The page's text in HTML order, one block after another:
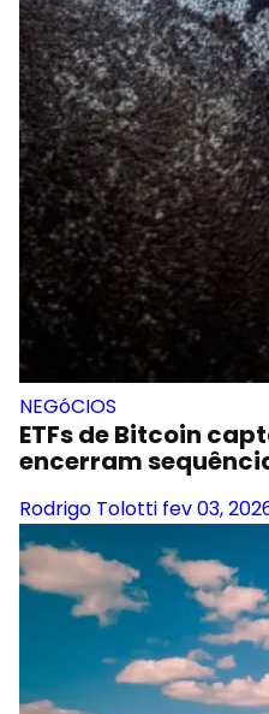
NEGóCIOS
ETFs de Bitcoin
encerram
Rodrigo Tolotti fev 03,